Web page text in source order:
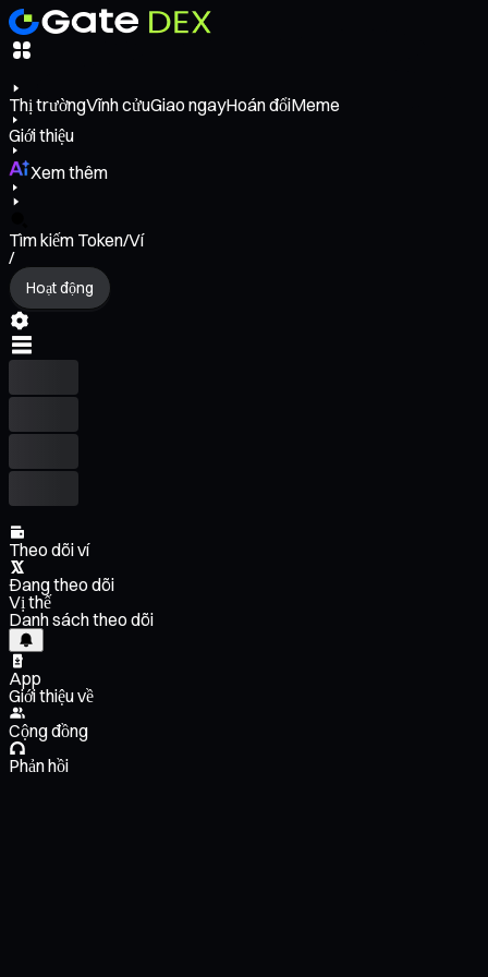
Thị trườngVĩnh cửuGiao ngayHoán đổiMeme
Giới thiệu
Xem thêm
Tìm kiếm Token/Ví
/
Hoạt động
Theo dõi ví
Đang theo dõi
Vị thế
Danh sách theo dõi
App
Giới thiệu về
Cộng đồng
Phản hồi